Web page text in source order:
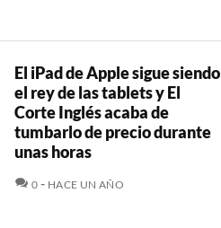
El iPad de Apple sigue siendo
el rey de las tablets y El
Corte Inglés acaba de
tumbarlo de precio durante
unas horas
0 COMENTARIOS
HACE UN AÑO